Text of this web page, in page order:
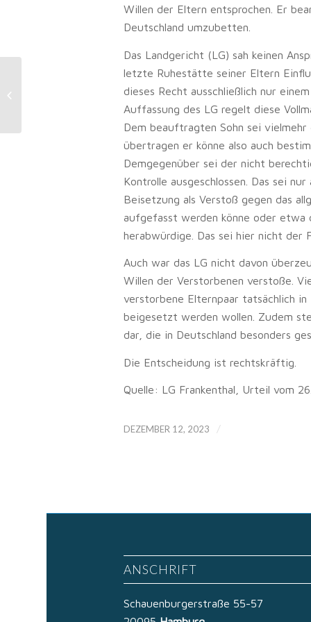
Willen der Eltern entsprochen. Er
Deutschland umzubetten.
Das Landgericht (LG) sah keinen
letzte Ruhestätte seiner Eltern
dieses Recht ausschließlich nur
Auffassung des LG regelt diese
Dem beauftragten Sohn sei
übertragen er könne also auch
Demgegenüber sei der nicht
Kontrolle ausgeschlossen. Das sei
Beisetzung als Verstoß gegen das
aufgefasst werden könne oder
herabwürdige. Das sei hier nicht der
Auch war das LG nicht davon
Willen der Verstorbenen verstoße.
verstorbene Elternpaar tatsächlich in
beigesetzt werden wollen. Zudem
dar, die in Deutschland besonders
Die Entscheidung ist rechtskräftig.
Quelle: LG Frankenthal, Urteil vom
DEZEMBER 12, 2023 /
ANSCHRIFT
Schauenburgerstraße 55-57
Zweckentfremdungsverbot kann
auch für Bauruine gelten